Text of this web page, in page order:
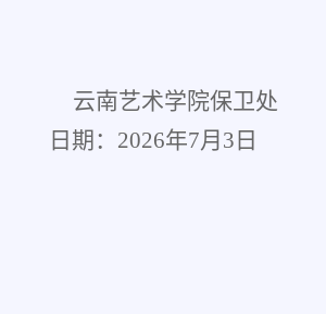
云南艺术学院保卫处
日期： 2026年7月 3 日